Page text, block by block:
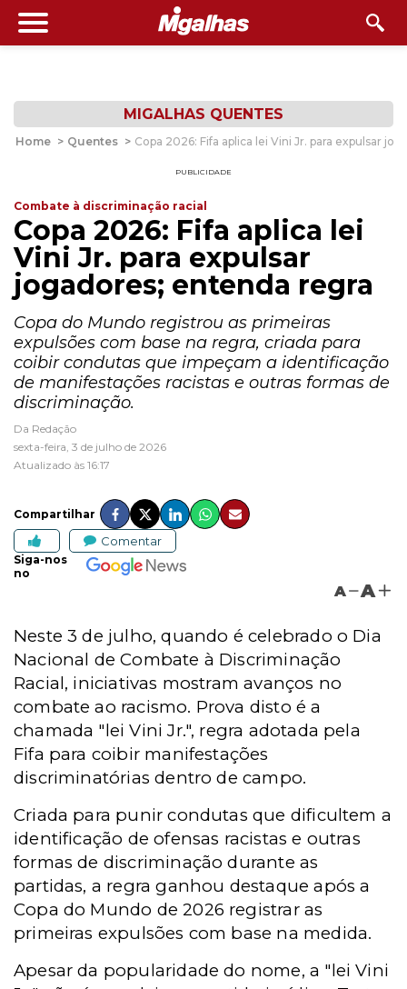
MIGALHAS QUENTES
Home > Quentes > Copa 2026: Fifa aplica lei Vini Jr. para expulsar
PUBLICIDADE
Combate à discriminação racial
Copa 2026: Fifa aplica lei
Vini Jr. para expulsar
jogadores; entenda regra
Copa do Mundo registrou as primeiras
expulsões com base na regra, criada para
coibir condutas que impeçam a identificação
de manifestações racistas e outras formas de
discriminação.
Da Redação
sexta-feira, 3 de julho de 2026
Atualizado às 16:17
Compartilhar
Comentar
Siga-nos
no
A A
Neste 3 de julho, quando é celebrado o Dia
Nacional de Combate à Discriminação
Racial, iniciativas mostram avanços no
combate ao racismo. Prova disto é a
chamada "lei Vini Jr.", regra adotada pela
Fifa para coibir manifestações
discriminatórias dentro de campo.
Criada para punir condutas que dificultem a
identificação de ofensas racistas e outras
formas de discriminação durante as
partidas, a regra ganhou destaque após a
Copa do Mundo de 2026 registrar as
primeiras expulsões com base na medida.
Apesar da popularidade do nome, a "lei Vini